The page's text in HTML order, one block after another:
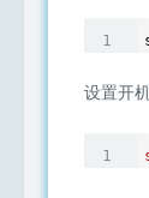
设置开